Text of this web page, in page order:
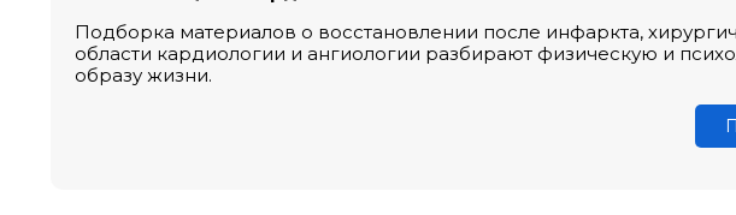
Подборка материалов о восстановлении после инфаркта,
области кардиологии и ангиологии разбирают физическую и
образу жизни.